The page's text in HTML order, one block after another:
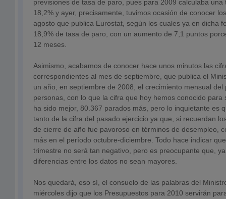
previsiones de tasa de paro, pues para 2009 calculaba una
18,2% y ayer, precisamente, tuvimos ocasión de conocer
agosto que publica Eurostat, según los cuales ya en dicha
18,9% de tasa de paro, con un aumento de 7,1 puntos
12 meses.
Asimismo, acabamos de conocer hace unos minutos las
correspondientes al mes de septiembre, que publica el
un año, en septiembre de 2008, el crecimiento mensual
personas, con lo que la cifra que hoy hemos conocido para
ha sido mejor, 80.367 parados más, pero lo inquietante es
tanto de la cifra del pasado ejercicio ya que, si recuerdan
de cierre de año fue pavoroso en términos de desempleo,
más en el período octubre-diciembre. Todo hace indicar
trimestre no será tan negativo, pero es preocupante que,
diferencias entre los datos no sean mayores.
Nos quedará, eso sí, el consuelo de las palabras del
miércoles dijo que los Presupuestos para 2010 servirán